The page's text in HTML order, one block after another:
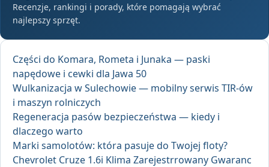
Recenzje, rankingi i porady, które pomagają wybrać
najlepszy sprzęt.
Części do Komara, Rometa i Junaka — paski
napędowe i cewki dla Jawa 50
Wulkanizacja w Sulechowie — mobilny serwis TIR-ów
i maszyn rolniczych
Regeneracja pasów bezpieczeństwa — kiedy i
dlaczego warto
Marki samolotów: która pasuje do Twojej floty?
Chevrolet Cruze 1.6i Klima Zarejestrrowany Gwaranc